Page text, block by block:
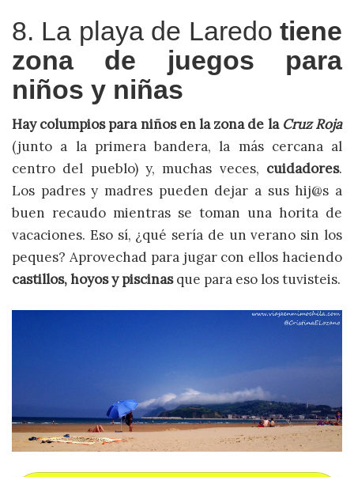
8. La playa de Laredo tiene
zona de juegos para
niños y niñas
Hay columpios para niños en la zona de la Cruz Roja
(junto a la primera bandera, la más cercana al
centro del pueblo) y, muchas veces, cuidadores.
Los padres y madres pueden dejar a sus hij@s a
buen recaudo mientras se toman una horita de
vacaciones. Eso sí, ¿qué sería de un verano sin los
peques? Aprovechad para jugar con ellos haciendo
castillos, hoyos y piscinasque para eso los tuvisteis.